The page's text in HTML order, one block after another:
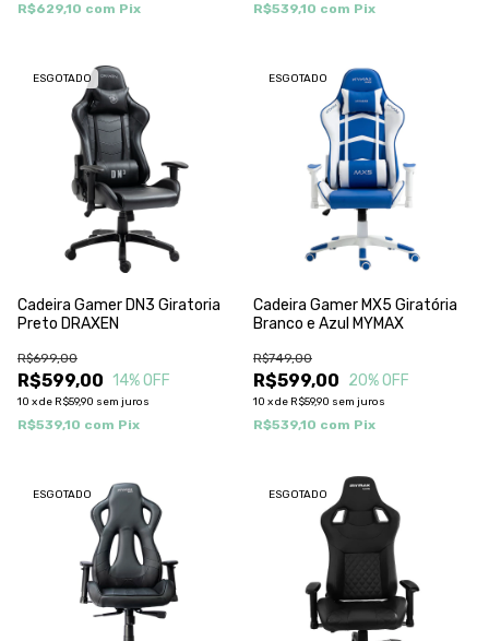
R$629,10 com Pix R$539,10 com Pix
ESGOTADO
Cadeira Gamer DN3 Giratoria
Preto DRAXEN
R$599,00
R$699,00
14% OFF
10 xde R$59,90 sem juros
R$539,10 com Pix
ESGOTADO
Cadeira Gamer MX5 Giratória
Branco e Azul MYMAX
R$599,00
R$749,00
20% OFF
10 xde R$59,90 sem juros
R$539,10 com Pix
ESGOTADO ESGOTADO